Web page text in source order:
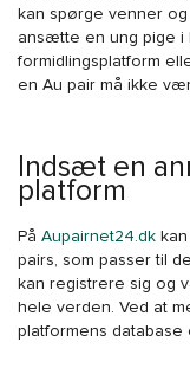
kan spørge venner
ansætte en ung pige i
formidlingsplatform
en Au pair må ikke
Indsæt en
platform
På Aupairnet24.dk
pairs, som passer til
kan registrere sig og
hele verden. Ved at
platformens database